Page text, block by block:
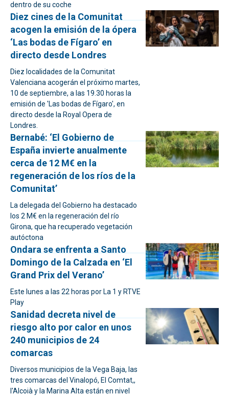
dentro de su coche
Diez cines de la Comunitat
acogen la emisión de la ópera
‘Las bodas de Fígaro’ en
directo desde Londres
Diez localidades de la Comunitat
Valenciana acogerán el próximo martes,
10 de septiembre, a las 19.30 horas la
emisión de 'Las bodas de Fígaro', en
directo desde la Royal Opera de
Londres.
Bernabé: ‘El Gobierno de
España invierte anualmente
cerca de 12 M€ en la
regeneración de los ríos de la
Comunitat’
La delegada del Gobierno ha destacado
los 2 M€ en la regeneración del río
Girona, que ha recuperado vegetación
autóctona
Ondara se enfrenta a Santo
Domingo de la Calzada en ‘El
Grand Prix del Verano’
Este lunes a las 22 horas por La 1 y RTVE
Play
Sanidad decreta nivel de
riesgo alto por calor en unos
240 municipios de 24
comarcas
Diversos municipios de la Vega Baja, las
tres comarcas del Vinalopó, El Comtat,,
l'Alcoià y la Marina Alta están en nivel